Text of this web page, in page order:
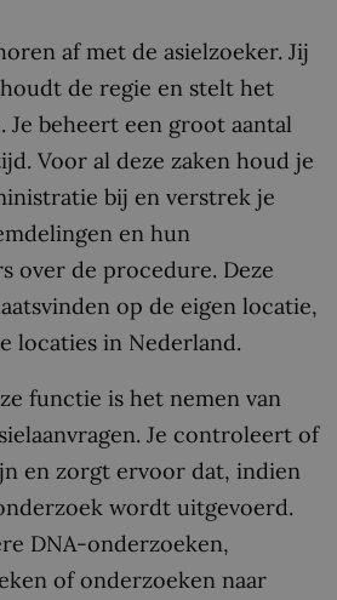
af met de asielzoeker. Jij
de regie en stelt het
Je beheert een groot aantal
Voor al deze zaken houd je
bij en verstrek je
en hun
over de procedure. Deze
op de eigen locatie,
locaties in Nederland.
functie is het nemen van
Je controleert of
en zorgt ervoor dat, indien
wordt uitgevoerd.
DNA-onderzoeken,
of onderzoeken naar